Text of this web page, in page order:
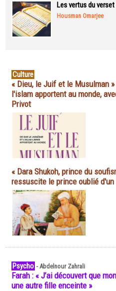
Les vertus du
Housman Omarjee
Culture
« Dieu, le Juif et le Musulman
l'islam apportent au monde,
Privot
« Dara Shukoh, prince du
ressuscite le prince oublié
Psycho -Abdelnour Zahrali
Farah : « J’ai découvert que
une autre fille enceinte »